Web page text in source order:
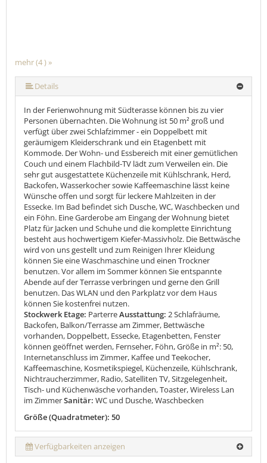
mehr (4 ) »
Details
In der Ferienwohnung mit Südterasse können bis zu vier
Personen übernachten. Die Wohnung ist 50 m² groß und
verfügt über zwei Schlafzimmer - ein Doppelbett mit
geräumigem Kleiderschrank und ein Etagenbett mit
Kommode. Der Wohn- und Essbereich mit einer gemütlichen
Couch und einem Flachbild-TV lädt zum Verweilen ein. Die
sehr gut ausgestattete Küchenzeile mit Kühlschrank, Herd,
Backofen, Wasserkocher sowie Kaffeemaschine lässt keine
Wünsche offen und sorgt für leckere Mahlzeiten in der
Essecke. Im Bad befindet sich Dusche, WC, Waschbecken und
ein Föhn. Eine Garderobe am Eingang der Wohnung bietet
Platz für Jacken und Schuhe und die komplette Einrichtung
besteht aus hochwertigem Kiefer-Massivholz. Die Bettwäsche
wird von uns gestellt und zum Reinigen Ihrer Kleidung
können Sie eine Waschmaschine und einen Trockner
benutzen. Vor allem im Sommer können Sie entspannte
Abende auf der Terrasse verbringen und gerne den Grill
benutzen. Das WLAN und den Parkplatz vor dem Haus
können Sie kostenfrei nutzen.
Stockwerk Etage: ParterreAusstattung: 2 Schlafräume,
Backofen, Balkon/Terrasse am Zimmer, Bettwäsche
vorhanden, Doppelbett, Essecke, Etagenbetten, Fenster
können geöffnet werden, Fernseher, Föhn, Größe in m²: 50,
Internetanschluss im Zimmer, Kaffee und Teekocher,
Kaffeemaschine, Kosmetikspiegel, Küchenzeile, Kühlschrank,
Nichtraucherzimmer, Radio, Satelliten TV, Sitzgelegenheit,
Tisch- und Küchenwäsche vorhanden, Toaster, Wireless Lan
im ZimmerSanitär: WC und Dusche, Waschbecken
Größe (Quadratmeter): 50
Verfügbarkeiten anzeigen